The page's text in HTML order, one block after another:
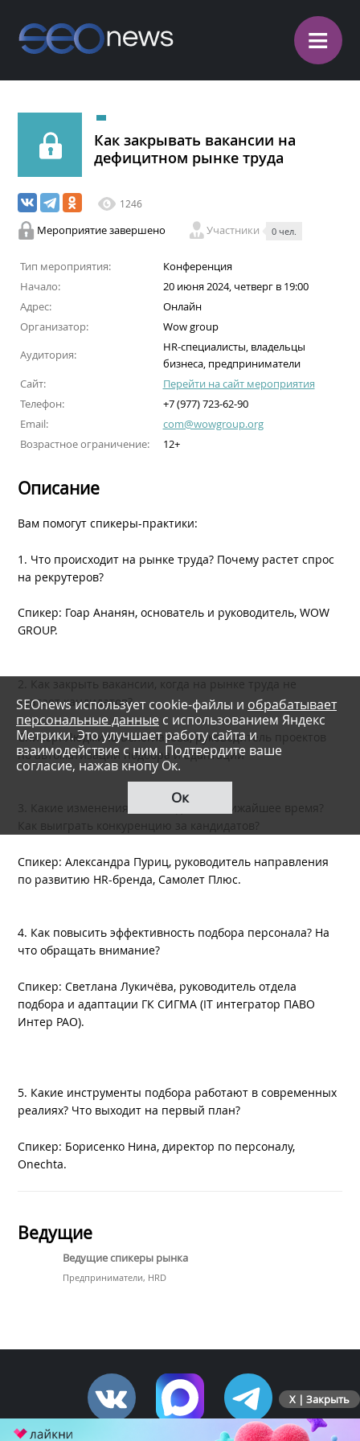
≡
Как закрывать вакансии на
дефицитном рынке труда
1246
Мероприятие завершено Участники 0 чел.
Тип мероприятия:
Конференция
Начало:
20 июня 2024, четверг в 19:00
Адрес:
Онлайн
Организатор:
Wow group
Аудитория:
HR-специалисты, владельцы
бизнеса, предприниматели
Сайт:
Перейти на сайт мероприятия
Телефон:
+7 (977) 723-62-90
Email:
com@wowgroup.org
Возрастное ограничение:
12+
Описание
Вам помогут спикеры-практики:
1. Что происходит на рынке труда? Почему растет спрос
на рекрутеров?
Спикер: Гоар Ананян, основатель и руководитель, WOW
GROUP.
2. Как закрыть вакансии, когда на рынке труда не
хватает кандидатов?
Спикер: Людмила Белоглазова, руководитель проектов
по автоматизации подбора и адаптации
3. Какие изменения нас ожидают в ближайшее время?
Как выиграть конкуренцию за кандидатов?
Спикер: Александра Пуриц, руководитель направления
по развитию HR-бренда, Самолет Плюс.
4. Как повысить эффективность подбора персонала? На
что обращать внимание?
Спикер: Светлана Лукичёва, руководитель отдела
подбора и адаптации ГК СИГМА (IT интегратор ПАВО
Интер РАО).
5. Какие инструменты подбора работают в современных
реалиях? Что выходит на первый план?
Спикер: Борисенко Нина, директор по персоналу,
Onechta.
Ведущие
Ведущие спикеры рынка
Предприниматели, HRD
X | Закрыть
SEOnews использует cookie-файлы и обрабатывает
персональные данные с использованием Яндекс
Метрики. Это улучшает работу сайта и
взаимодействие с ним. Подтвердите ваше
согласие, нажав кнопу Ок.
Ок